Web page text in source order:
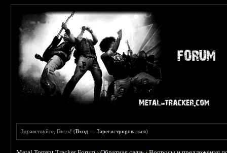
Здравствуйте, Гость! (Вход —Зарегистрироваться)